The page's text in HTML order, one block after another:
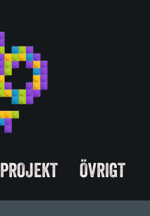
PROJEKT ÖVRIGT